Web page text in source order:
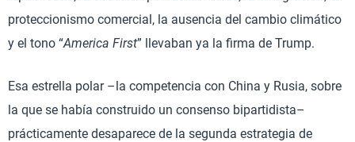
proteccionismo comercial, la ausencia del cambio climático
y el tono “America First” llevaban ya la firma de Trump.
Esa estrella polar –la competencia con China y Rusia, sobre
la que se había construido un consenso bipartidista–
prácticamente desaparece de la segunda estrategia de